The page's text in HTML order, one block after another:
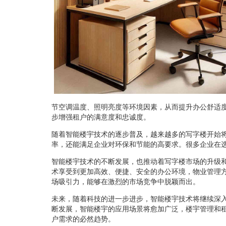
节空调温度、照明亮度等环境因素，从而提升办公舒
步增强租户的满意度和忠诚度。
随着智能楼宇技术的逐步普及，越来越多的写字楼开
率，还能满足企业对环保和节能的高要求。很多企业
智能楼宇技术的不断发展，也推动着写字楼市场的升
术享受到更加高效、便捷、安全的办公环境，物业管
场吸引力，能够在激烈的市场竞争中脱颖而出。
未来，随着科技的进一步进步，智能楼宇技术将继续
断发展，智能楼宇的应用场景将愈加广泛，楼宇管理
户需求的必然趋势。